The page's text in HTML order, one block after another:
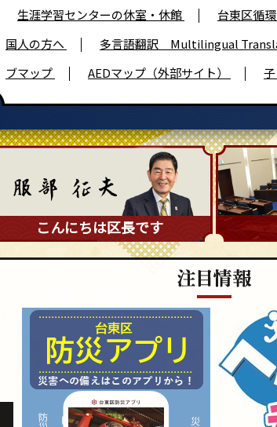
生涯学習センターの休室・休館
台東区循
国人の方へ
多言語翻訳 Multilingual
ブマップ
AEDマップ（外部サイト）
こんにちは区長です